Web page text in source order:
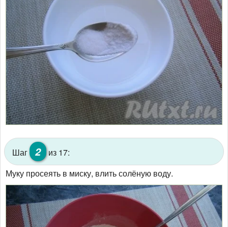
Шаг 2
из 17:
Муку просеять в миску, влить солёную воду.